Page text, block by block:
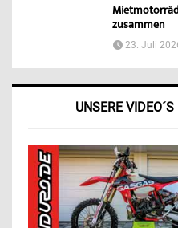
zusammen
23. Juli
UNSERE VIDEO´S